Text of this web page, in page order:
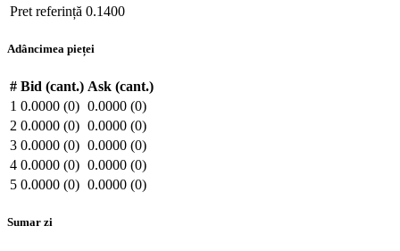
Pret referință 0.1400
Adâncimea pieței
# Bid (cant.) Ask (cant.)
1 0.0000 (0) 0.0000 (0)
2 0.0000 (0) 0.0000 (0)
3 0.0000 (0) 0.0000 (0)
4 0.0000 (0) 0.0000 (0)
5 0.0000 (0) 0.0000 (0)
Sumar zi